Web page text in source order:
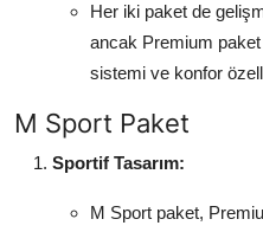
Her iki paket de
ancak Premium
sistemi ve konfor
M Sport Paket
Sportif Tasarım:
M Sport paket,